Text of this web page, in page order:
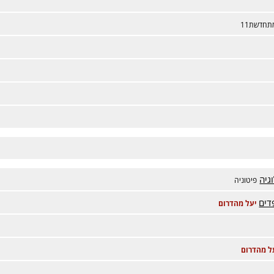
פיטוניה
יעל מהדרום
מהדרום